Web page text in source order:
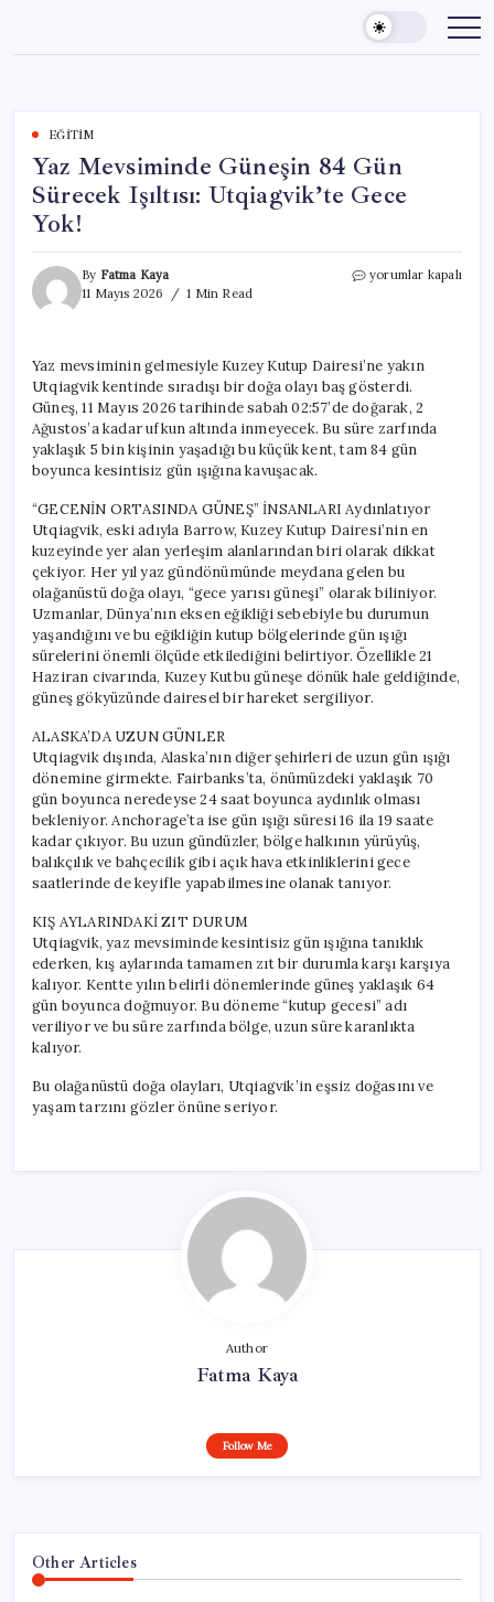
content
EĞITIM
Yaz Mevsiminde Güneşin 84 Gün
Sürecek Işıltısı: Utqiagvik’te Gece
Yok!
By Fatma Kaya
11 Mayıs 2026
1 Min Read
Yaz
Sürecek
Işıltısı:
Utqiagvik’te
Gece
Yok!
yorumlar kapalı
Yaz mevsiminin gelmesiyle Kuzey Kutup Dairesi’ne yakın
Utqiagvik kentinde sıradışı bir doğa olayı baş gösterdi.
Güneş, 11 Mayıs 2026 tarihinde sabah 02:57’de doğarak, 2
Ağustos’a kadar ufkun altında inmeyecek. Bu süre zarfında
yaklaşık 5 bin kişinin yaşadığı bu küçük kent, tam 84 gün
boyunca kesintisiz gün ışığına kavuşacak.
“GECENİN ORTASINDA GÜNEŞ” İNSANLARI Aydınlatıyor
Utqiagvik, eski adıyla Barrow, Kuzey Kutup Dairesi’nin en
kuzeyinde yer alan yerleşim alanlarından biri olarak dikkat
çekiyor. Her yıl yaz gündönümünde meydana gelen bu
olağanüstü doğa olayı, “gece yarısı güneşi” olarak biliniyor.
Uzmanlar, Dünya’nın eksen eğikliği sebebiyle bu durumun
yaşandığını ve bu eğikliğin kutup bölgelerinde gün ışığı
sürelerini önemli ölçüde etkilediğini belirtiyor. Özellikle 21
Haziran civarında, Kuzey Kutbu güneşe dönük hale geldiğinde,
güneş gökyüzünde dairesel bir hareket sergiliyor.
ALASKA’DA UZUN GÜNLER
Utqiagvik dışında, Alaska’nın diğer şehirleri de uzun gün ışığı
dönemine girmekte. Fairbanks’ta, önümüzdeki yaklaşık 70
gün boyunca neredeyse 24 saat boyunca aydınlık olması
bekleniyor. Anchorage’ta ise gün ışığı süresi 16 ila 19 saate
kadar çıkıyor. Bu uzun gündüzler, bölge halkının yürüyüş,
balıkçılık ve bahçecilik gibi açık hava etkinliklerini gece
saatlerinde de keyifle yapabilmesine olanak tanıyor.
KIŞ AYLARINDAKİ ZIT DURUM
Utqiagvik, yaz mevsiminde kesintisiz gün ışığına tanıklık
ederken, kış aylarında tamamen zıt bir durumla karşı karşıya
kalıyor. Kentte yılın belirli dönemlerinde güneş yaklaşık 64
gün boyunca doğmuyor. Bu döneme “kutup gecesi” adı
veriliyor ve bu süre zarfında bölge, uzun süre karanlıkta
kalıyor.
Bu olağanüstü doğa olayları, Utqiagvik’in eşsiz doğasını ve
yaşam tarzını gözler önüne seriyor.
Author
Fatma Kaya
Follow Me
Other Articles